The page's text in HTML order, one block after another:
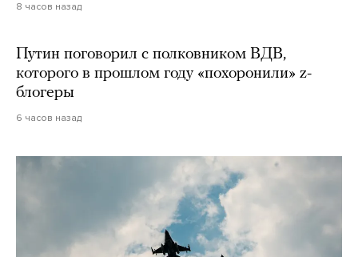
8 часов назад
Путин поговорил с полковником ВДВ,
которого в прошлом году «похоронили» z-
блогеры
6 часов назад